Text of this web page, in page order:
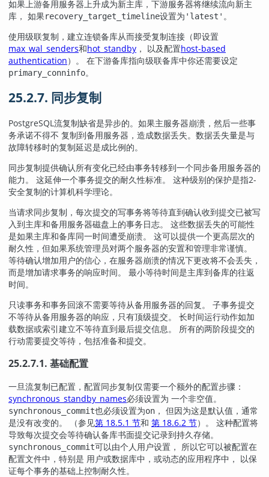
如果上游备用服务器上升成为新主库，下游服务器将继续流向新主
库， 如果recovery_target_timeline设置为 'latest' 。
使用级联复制，建立连锁备库从而接受复制连接（即设置
max_wal_senders和hot_standby ， 以及配置host-based
authentication）。 在下游备库指向级联备库中你还需要设定
primary_conninfo。
25.2.7. 同步复制
PostgreSQL流复制缺省是异步的。如果主服务器崩溃，然后一些事
务承诺不得不 复制到备用服务器，造成数据丢失。数据丢失量是与
故障转移时的复制延迟是成比例的。
同步复制提供确认所有变化已经由事务转移到一个同步备用服务器的
能力。 这延伸一个事务提交的耐久性标准。 这种级别的保护是指2-
安全复制的计算机科学理论。
当请求同步复制，每次提交的写事务将等待直到确认收到提交已被写
入到主库和备用服务器磁盘上的事务日志。 这些数据丢失的可能性
是如果主库和备库同一时间遭受崩溃。 这可以提供一个更高层次的
耐久性，但如果系统管理员对两个服务器的安置和管理非常谨慎。
等待确认增加用户的信心，在服务器崩溃的情况下更改将不会丢失，
而是增加请求事务的响应时间。 最小等待时间是主库到备库的往返
时间。
只读事务和事务回滚不需要等待从备用服务器的回复。 子事务提交
不等待从备用服务器的响应，只有顶级提交。 长时间运行动作如加
载数据或索引建立不等待直到最后提交信息。 所有的两阶段提交的
行动需要提交等待，包括准备和提交。
25.2.7.1. 基础配置
一旦流复制已配置，配置同步复制仅需要一个额外的配置步骤：
synchronous_standby_names必须设置为 一个非空值。
synchronous_commit也必须设置为on ， 但因为这是默认值，通常
是没有改变的。 （参见第 18.5.1 节和 第 18.6.2 节）。 这种配置将
导致每次提交会等待确认备库书面提交记录到持久存储。
synchronous_commit可以由个人用户设置， 所以它可以被配置在
配置文件中，特别是 用户或数据库中，或动态的应用程序中， 以保
证每个事务的基础上控制耐久性。